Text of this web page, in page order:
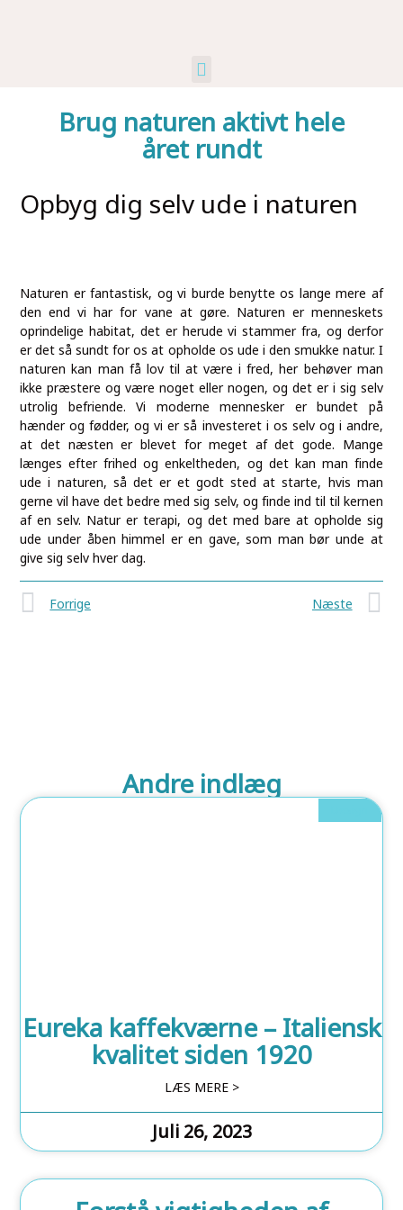
Brug naturen aktivt hele
året rundt
Opbyg dig selv ude i naturen
Naturen er fantastisk, og vi burde benytte os lange mere af
den end vi har for vane at gøre. Naturen er menneskets
oprindelige habitat, det er herude vi stammer fra, og derfor
er det så sundt for os at opholde os ude i den smukke natur. I
naturen kan man få lov til at være i fred, her behøver man
ikke præstere og være noget eller nogen, og det er i sig selv
utrolig befriende. Vi moderne mennesker er bundet på
hænder og fødder, og vi er så investeret i os selv og i andre,
at det næsten er blevet for meget af det gode. Mange
længes efter frihed og enkeltheden, og det kan man finde
ude i naturen, så det er et godt sted at starte, hvis man
gerne vil have det bedre med sig selv, og finde ind til til kernen
af en selv. Natur er terapi, og det med bare at opholde sig
ude under åben himmel er en gave, som man bør unde at
give sig selv hver dag.
Forrige Næste
Andre indlæg
Eureka kaffekværne – Italiensk
kvalitet siden 1920
LÆS MERE >
Juli 26, 2023